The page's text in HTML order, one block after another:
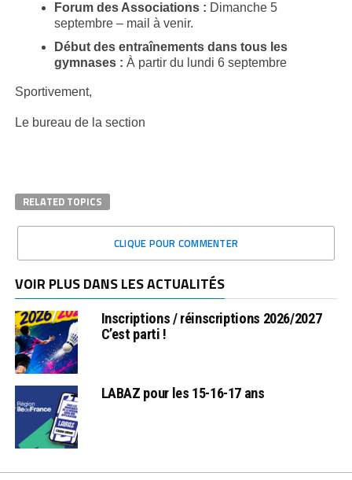
Forum des Associations : Dimanche 5
septembre – mail à venir.
Début des entraînements dans tous les
gymnases : À partir du lundi 6 septembre
Sportivement,
Le bureau de la section
RELATED TOPICS
CLIQUE POUR COMMENTER
VOIR PLUS DANS LES ACTUALITÉS
Inscriptions / réinscriptions 2026/2027
C’est parti !
LABAZ pour les 15-16-17 ans